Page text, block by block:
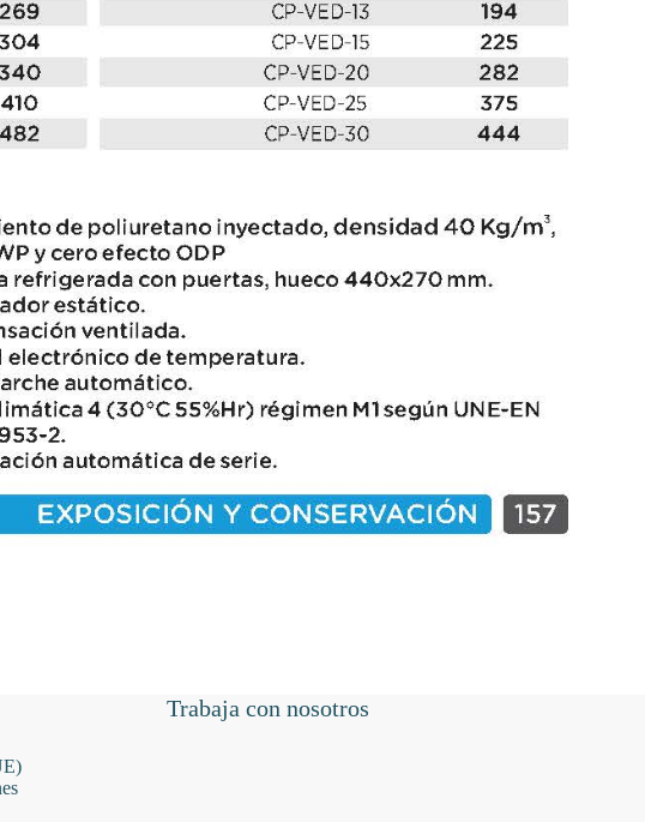
Trabaja con nosotros